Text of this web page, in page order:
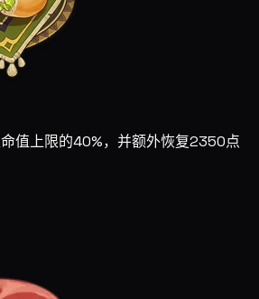
值上限的40%，并额外恢复2350点